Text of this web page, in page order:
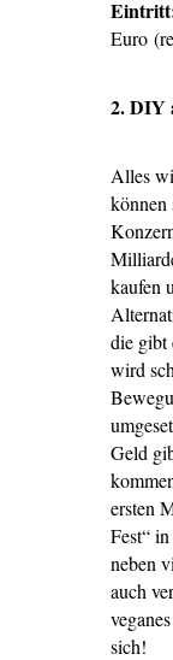
Euro
2. DIY
Alles
können
kaufen
die gibt
wird
Geld
ersten
Fest“
neben
auch
sich!